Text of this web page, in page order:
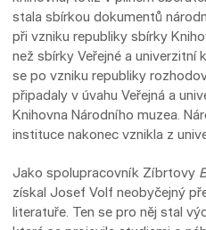
stala sbírkou dokumentů
při vzniku republiky sbírky
než sbírky Veřejné a univerzitní
se po vzniku republiky
připadaly v úvahu Veřejná a
Knihovna Národního muzea.
instituce nakonec vznikla z
Jako spolupracovník Zíbrtovy
získal Josef Volf neobyčejný
literatuře. Ten se pro něj stal